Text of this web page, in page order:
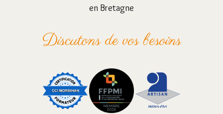
en Bretagne
Discutons de vos besoins